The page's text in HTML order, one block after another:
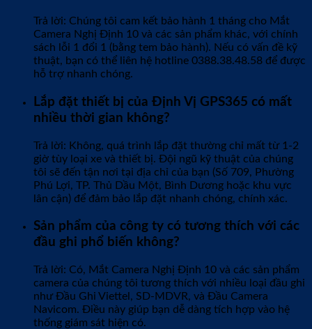
Trả lời: Chúng tôi cam kết bảo hành 1 tháng cho Mắt
Camera Nghị Định 10 và các sản phẩm khác, với chính
sách lỗi 1 đổi 1 (bằng tem bảo hành). Nếu có vấn đề kỹ
thuật, bạn có thể liên hệ hotline 0388.38.48.58 để được
hỗ trợ nhanh chóng.
Lắp đặt thiết bị của Định Vị GPS365 có mất
nhiều thời gian không?
Trả lời: Không, quá trình lắp đặt thường chỉ mất từ 1-2
giờ tùy loại xe và thiết bị. Đội ngũ kỹ thuật của chúng
tôi sẽ đến tận nơi tại địa chỉ của bạn (Số 709, Phường
Phú Lợi, TP. Thủ Dầu Một, Bình Dương hoặc khu vực
lân cận) để đảm bảo lắp đặt nhanh chóng, chính xác.
Sản phẩm của công ty có tương thích với các
đầu ghi phổ biến không?
Trả lời: Có, Mắt Camera Nghị Định 10 và các sản phẩm
camera của chúng tôi tương thích với nhiều loại đầu ghi
như Đầu Ghi Viettel, SD-MDVR, và Đầu Camera
Navicom. Điều này giúp bạn dễ dàng tích hợp vào hệ
thống giám sát hiện có.